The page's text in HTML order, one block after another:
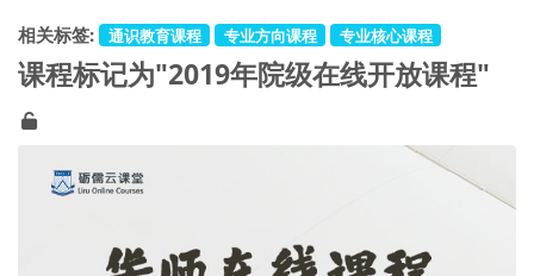
相关标签: 通识教育课程 专业方向课程 专业核心课程
课程标记为"2019年院级在线开放课程"